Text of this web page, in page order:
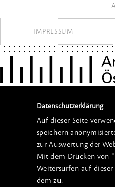
IMPRESSUM
Datenschutzerklärung
Auf dieser Seite
speichern
zur Auswertung der
Mit dem Drücken von
Weitersurfen auf
dem zu.